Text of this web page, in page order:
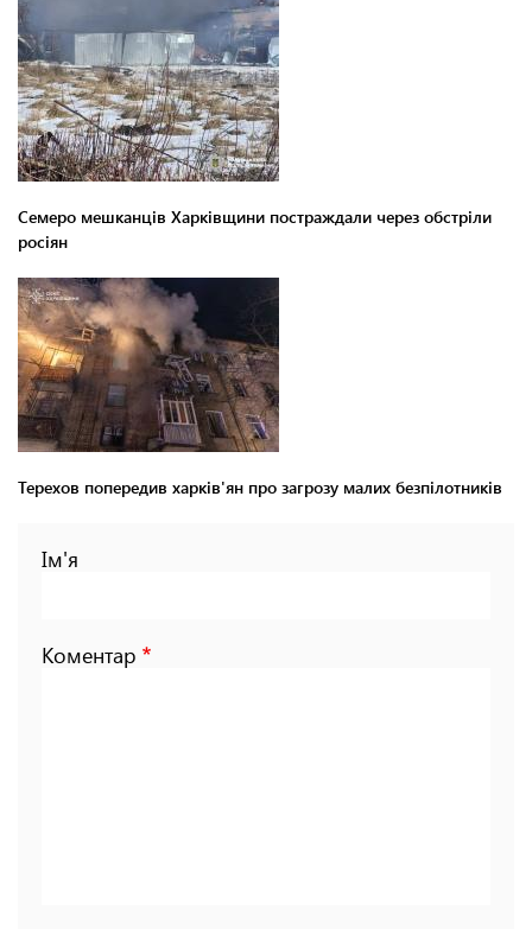
Семеро мешканців Харківщини постраждали через обстріли
росіян
Терехов попередив харків'ян про загрозу малих безпілотників
Ім'я
Коментар